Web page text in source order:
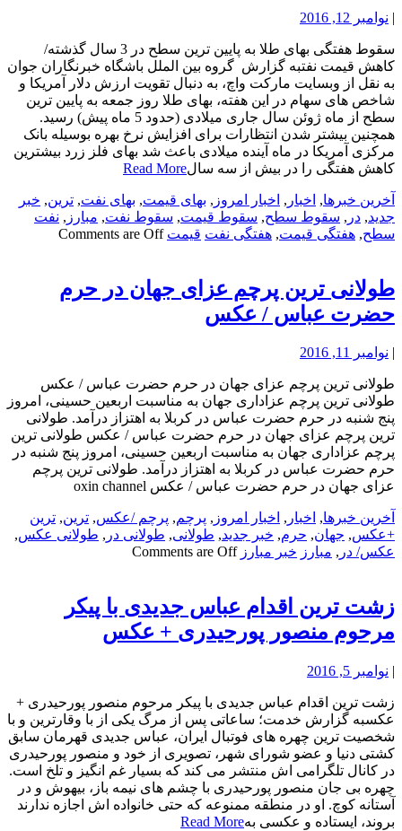
| نوامبر 12, 2016
سقوط هفتگی بهای طلا به پایین ترین سطح در 3 سال گذشته/
کاهش قیمت نفتبه گزارش گروه بین الملل باشگاه خبرنگاران جوان
به نقل از وبسایت مارکت واچ، به دنبال تقویت ارزش دلار آمریکا و
شاخص های سهام در این هفته، بهای طلا روز جمعه به پایین ترین
سطح از ماه ژوئن سال جاری میلادی (حدود 5 ماه پیش) رسید.
همچنین بیشتر شدن انتظارات برای افزایش نرخ بهره بوسیله بانک
مرکزی آمریکا در ماه آینده میلادی باعث شد بهای فلز زرد بیشترین
کاهش هفتگی را در بیش از سه سالRead More
آخرین خبرها, اخبار , اخبار امروز , بهای قیمت, بهای نفت, ترین, خبر
جدید, در , سقوط سطح, سقوط قیمت, سقوط نفت, مبارز , نفت
سطح, هفتگی قیمت, هفتگی نفت قیمت Comments are Off
طولانی ترین پرچم عزای جهان در حرم
حضرت عباس / عکس
| نوامبر 11, 2016
طولانی ترین پرچم عزای جهان در حرم حضرت عباس / عکس
طولانی ترین پرچم عزاداری جهان به مناسبت اربعین حسینی، امروز
پنج شنبه در حرم حضرت عباس در کربلا به اهتزاز درآمد. طولانی
ترین پرچم عزای جهان در حرم حضرت عباس / عکس طولانی ترین
پرچم عزاداری جهان به مناسبت اربعین حسینی، امروز پنج شنبه در
حرم حضرت عباس در کربلا به اهتزاز درآمد. طولانی ترین پرچم
عزای جهان در حرم حضرت عباس / عکس oxin channel
آخرین خبرها, اخبار , اخبار امروز , پرچم, پرچم /عکس, ترین, ترین
+عکس, جهان, حرم, خبر جدید, طولانی, طولانی در , طولانی عکس,
عکس/ در , مبارز خبر مبارز Comments are Off
زشت ترین اقدام عباس جدیدی با پیکر
مرحوم منصور پورحیدری + عکس
| نوامبر 5, 2016
زشت ترین اقدام عباس جدیدی با پیکر مرحوم منصور پورحیدری +
عکسبه گزارش خدمت؛ ساعاتی پس از مرگ یکی از با وقارترین و با
شخصیت ترین چهره های فوتبال ایران، عباس جدیدی قهرمان سابق
کشتی دنیا و عضو شورای شهر، تصویری از خود و منصور پورحیدری
در کانال تلگرامی اش منتشر می کند که بسیار غم انگیز و تلخ است.
چهره بی جان منصور پورحیدری با چشم های نیمه باز، بیهوش و در
آستانه کوچ. او در منطقه ممنوعه که حتی خانواده اش اجازه ندارند
بروند، ایستاده و عکسی بهRead More